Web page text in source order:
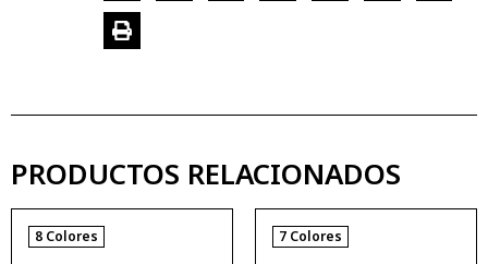
PRODUCTOS RELACIONADOS
8 Colores 7 Colores